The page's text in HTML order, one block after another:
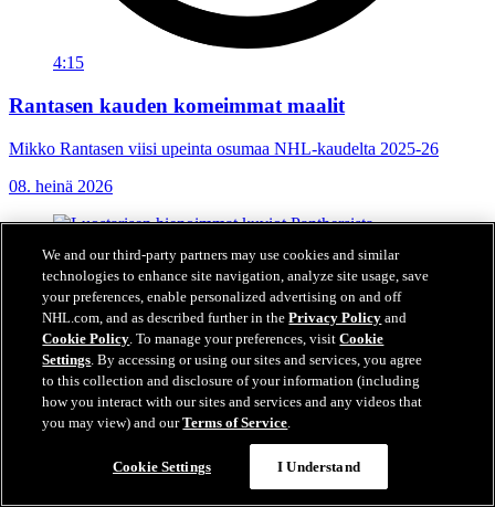
4:15
Rantasen kauden komeimmat maalit
Mikko Rantasen viisi upeinta osumaa NHL-kaudelta 2025-26
08. heinä 2026
We and our third-party partners may use cookies and similar
technologies to enhance site navigation, analyze site usage, save
your preferences, enable personalized advertising on and off
NHL.com, and as described further in thePrivacy Policy and
Cookie Policy. To manage your preferences, visitCookie
Settings. By accessing or using our sites and services, you agree
to this collection and disclosure of your information (including
how you interact with our sites and services and any videos that
you may view) and ourTerms of Service.
Cookie Settings I Understand